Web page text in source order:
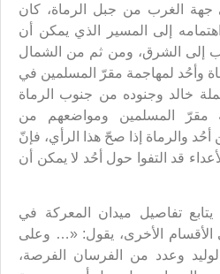
جهة الغرب من جبل الرماة، كان
إلى المسير الذي يمكن أن
إلى الشرق، ومن ثم من الشمال
وأحُد لمهاجمة مقرّ المسلمين في
خالد وجنوده من جنوب الرماة
مقرّ المسلمين ومواضعهم من
والرماة إذا صحّ هذا الرأي، فإنّ
قد التفوا حول أحُد لا يمكن أن
تفاصيل ميدان المعركة في
الأقسام الأخرى، يقول: «… وعلى
وعدد من الفرسان الفرصة،